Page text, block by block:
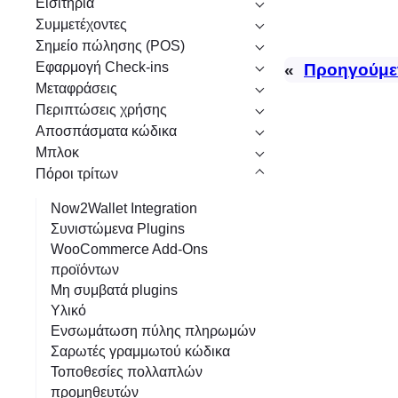
η
Συμμετέχοντες
Σημείο πώλησης (POS)
Εφαρμογή Check-ins
Μεταφράσεις
Περιπτώσεις χρήσης
Αποσπάσματα κώδικα
Μπλοκ
Πόροι τρίτων
Now2Wallet Integration
Συνιστώμενα Plugins
WooCommerce Add-Ons
προϊόντων
Μη συμβατά plugins
Υλικό
Ενσωμάτωση πύλης πληρωμών
Σαρωτές γραμμωτού κώδικα
Τοποθεσίες πολλαπλών
προμηθευτών
«